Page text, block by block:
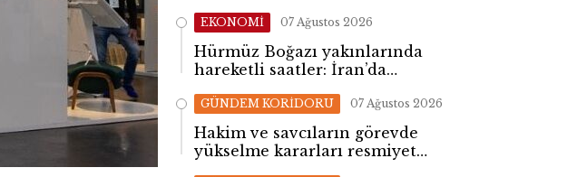
EKONOMİ 07 Ağustos 2026
Hürmüz Boğazı yakınlarında
hareketli saatler: İran’da
GÜNDEM KORİDORU 07 Ağustos 2026
Hakim ve savcıların görevde
yükselme kararları resmiyet